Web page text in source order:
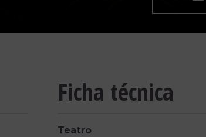
Ficha técnica
Teatro